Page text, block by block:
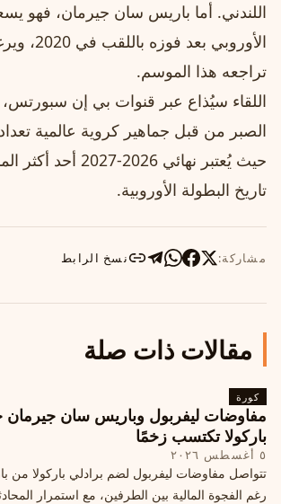
اللندني. أما باريس سان جيرمان، فهو
الأوروبي
تراجعه هذا الموسم.
اللقاء سيُذاع عبر قنوات بي إن سبورتس،
الصبر من قبل جماهير كروية عالمية
حيث يُعتبر نهائي 2026-
تاريخ البطولة الأوروبية.
مشاركة: نسخ الرابط
مقالات ذات صلة
كورة
مفاوضات ليفربول وباريس سان جيرمان
باركولا تكتسب زخمًا
٥ أغسطس ٢٠٢٦
تتواصل مفاوضات ليفربول لضم برادلي باركولا من
رغم الفجوة المالية بين الطرفين، مع استمرار